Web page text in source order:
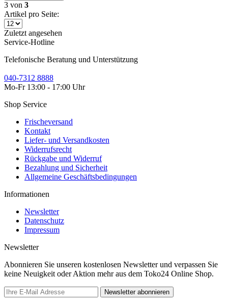
3 von 3
Artikel pro Seite:
Zuletzt angesehen
Service-Hotline
Telefonische Beratung und Unterstützung
040-7312 8888
Mo-Fr 13:00 - 17:00 Uhr
Shop Service
Frischeversand
Kontakt
Liefer- und Versandkosten
Widerrufsrecht
Rückgabe und Widerruf
Bezahlung und Sicherheit
Allgemeine Geschäftsbedingungen
Informationen
Newsletter
Datenschutz
Impressum
Newsletter
Abonnieren Sie unseren kostenlosen Newsletter und verpassen Sie
keine Neuigkeit oder Aktion mehr aus dem Toko24 Online Shop.
Newsletter abonnieren